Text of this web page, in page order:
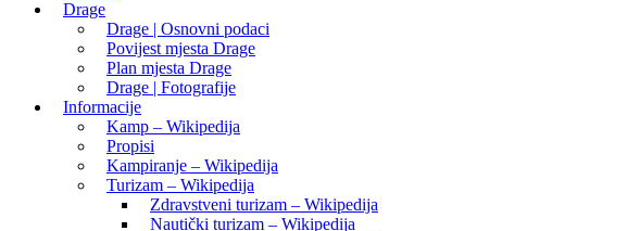
Drage
Drage | Osnovni podaci
Povijest mjesta Drage
Plan mjesta Drage
Drage | Fotografije
Informacije
Kamp – Wikipedija
Propisi
Kampiranje – Wikipedija
Turizam – Wikipedija
Zdravstveni turizam – Wikipedija
Nautički turizam – Wikipedija